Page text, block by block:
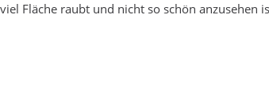
Fläche raubt und nicht so schön anzusehen